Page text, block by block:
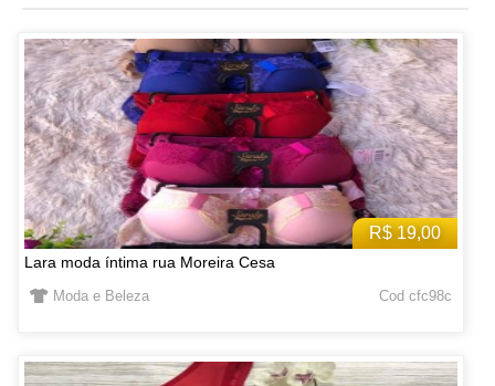
R$ 19,00
Lara moda íntima rua Moreira Cesa
Moda e Beleza Cod cfc98c